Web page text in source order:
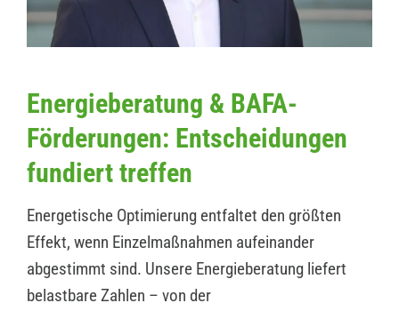
Energieberatung & BAFA-
Förderungen: Entscheidungen
fundiert treffen
Energetische Optimierung entfaltet den größten
Effekt, wenn Einzelmaßnahmen aufeinander
abgestimmt sind. Unsere Energieberatung liefert
belastbare Zahlen – von der